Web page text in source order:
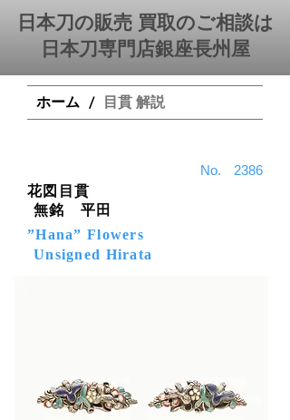
日本刀の販売 買取のご相談は
日本刀専門店銀座⻑州屋
ホーム / 目貫 解説
2386
​No.
花図目貫
無銘 平田
”Hana” Flowers
Unsigned Hirata